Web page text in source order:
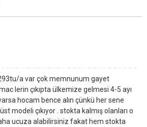
a var çok memnunum gayet
lerin çıkıpta ülkemize gelmesi 4-5 ayı
hocam bence alın çünkü her sene
modeli çıkıyor . stokta kalmış olanları o
ucuza alabilirsiniz fakat hem stokta